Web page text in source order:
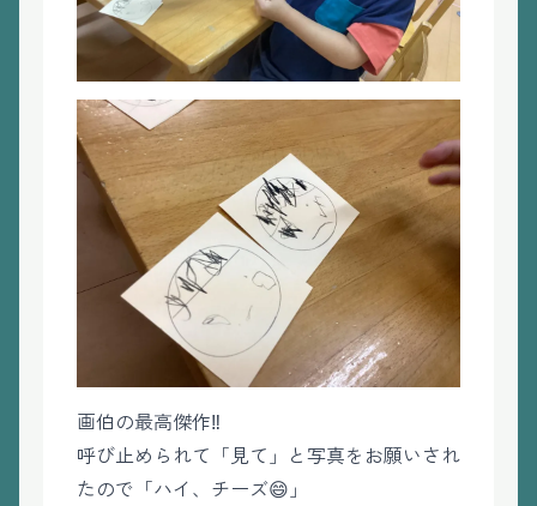
画伯の最高傑作‼️
呼び止められて「見て」と写真をお願いされ
たので「ハイ、チーズ😄」